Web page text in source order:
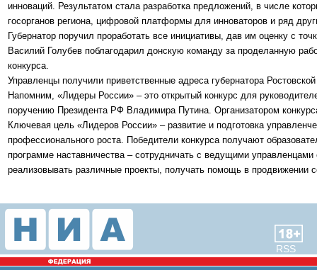
инноваций. Результатом стала разработка предложений, в числе
госорганов региона, цифровой платформы для инноваторов и ряд
Губернатор поручил проработать все инициативы, дав им оценку с
Василий Голубев поблагодарил донскую команду за проделанную
конкурса.
Управленцы получили приветственные адреса губернатора
Напомним, «Лидеры России» – это открытый конкурс для
поручению Президента РФ Владимира Путина. Организатором
Ключевая цель «Лидеров России» – развитие и подготовка
профессионального роста. Победители конкурса получают
программе наставничества – сотрудничать с ведущими
реализовывать различные проекты, получать помощь в продвижении
RSS